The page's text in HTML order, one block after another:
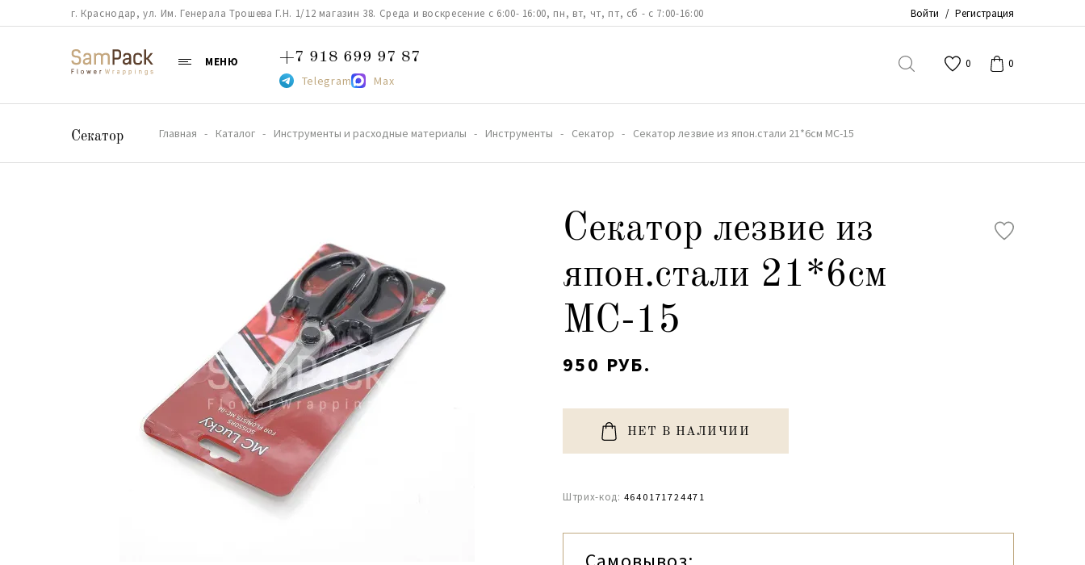
г. Краснодар, ул. Им. Генерала Трошева Г.Н. 1/12 магазин 38. Среда и воскресение с 6:00- 16:00, пн, вт, чт, пт, сб - с 7:00-16:00 Войти / Регистрация
МЕНЮ +7 918 699 97 87
Telegram Max
0 0
Cекатор Главная Каталог Инструменты и расходные материалы Инструменты Cекатор Секатор лезвие из япон.стали 21*6см МС-15
Секатор лезвие из
япон.стали 21*6см
МС-15
950 РУБ.
НЕТ В НАЛИЧИИ
Штрих-код: 4640171724471